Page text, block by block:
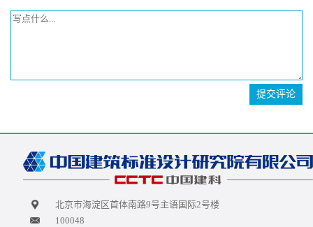
提交评论
北京市海淀区首体南路9号主语国际2号楼
100048